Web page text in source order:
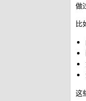
做
比
这